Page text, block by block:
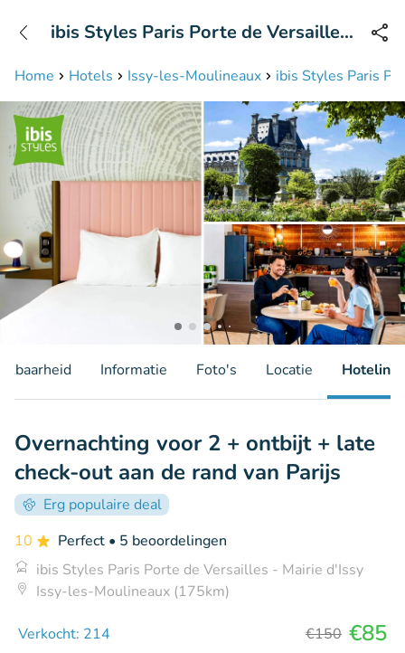
Bereikbaar tot 23:00 uur
Home Hotels Issy-les-Moulineaux ibis Styles Paris
ibis Styles Paris Porte de Versailles
Informatie Foto's Locatie Hotelinfo
Overnachting voor 2 + ontbijt + late
check-out aan de rand van Parijs
Erg populaire deal
10
Perfect • 5 beoordelingen
ibis Styles Paris Porte de Versailles - Mairie d'Issy
Issy-les-Moulineaux (175km)
Verkocht: 214 €150 €85